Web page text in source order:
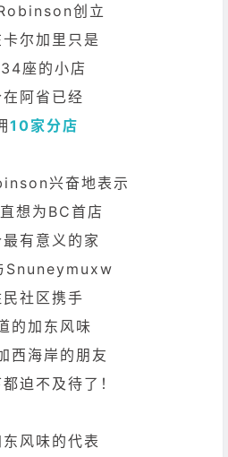
创立
尔加里只是
座的小店
阿省已经
10家分店
兴奋地表示
想为BC首店
有意义的家
Snuneymuxw
民社区携手
的加东风味
西海岸的朋友
迫不及待了！
风味的代表